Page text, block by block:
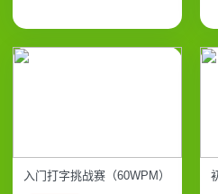
入门打字挑战赛（60WPM）